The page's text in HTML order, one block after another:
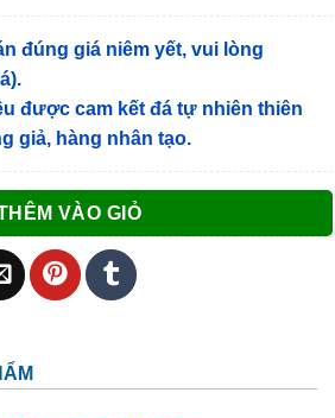
đúng giá niêm yết, vui lòng
được cam kết đá tự nhiên thiên
giả, hàng nhân tạo.
VÀO GIỎ